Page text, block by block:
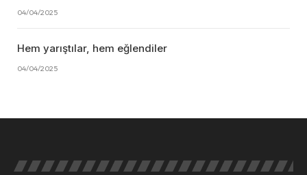
04/04/2025
Hem yarıştılar, hem eğlendiler
04/04/2025